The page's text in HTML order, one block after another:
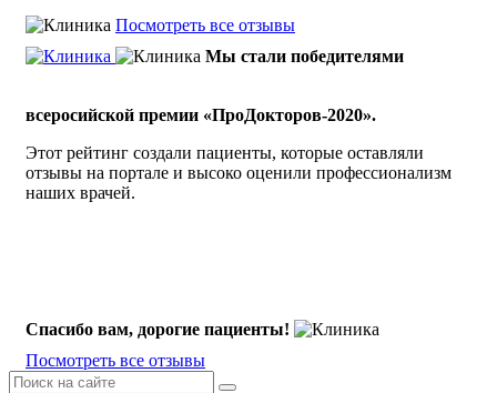
Посмотреть все отзывы
Мы стали победителями
всеросийской премии «ПроДокторов-2020».
Этот рейтинг создали пациенты, которые оставляли
отзывы на портале и высоко оценили профессионализм
наших врачей.
Спасибо вам, дорогие пациенты!
Посмотреть все отзывы